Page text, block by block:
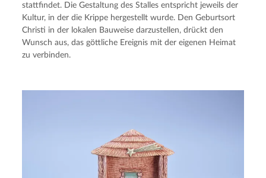
stattfindet. Die Gestaltung des Stalles entspricht jeweils der
Kultur, in der die Krippe hergestellt wurde. Den Geburtsort
Christi in der lokalen Bauweise darzustellen, drückt den
Wunsch aus, das göttliche Ereignis mit der eigenen Heimat
zu verbinden.